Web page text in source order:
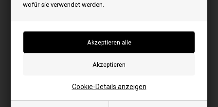
wofür sie verwendet werden.
Cookie-Details anzeigen